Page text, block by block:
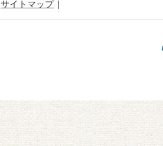
サイトマップ